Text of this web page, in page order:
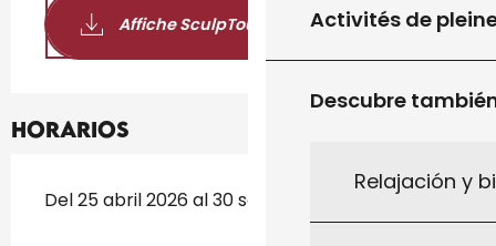
Activités de
Descubre
Relajación y
Affiche SculpTour 2026
Horarios
Del 25 abril 2026 al 30 septiembre 2026